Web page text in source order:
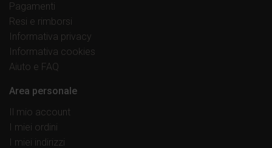
Pagamenti
Resi e rimborsi
Informativa privacy
Informativa cookies
Aiuto e FAQ
Area personale
Il mio account
I miei ordini
I miei indirizzi